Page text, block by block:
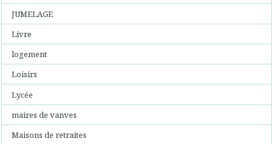
JUMELAGE
Livre
logement
Loisirs
Lycée
maires de vanves
Maisons de retraites